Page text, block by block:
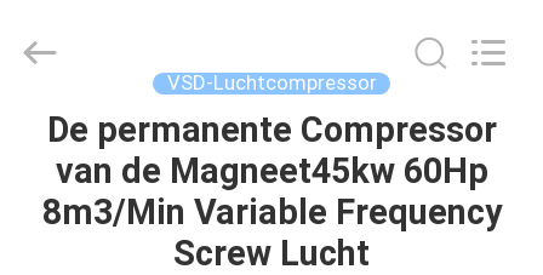
HUIS
PRODUCTEN
Jiangxi
Kapa
VSD-Luchtcompressor
De permanente Compressor
van de Magneet45kw 60Hp
8m3/Min Variable Frequency
Screw Lucht